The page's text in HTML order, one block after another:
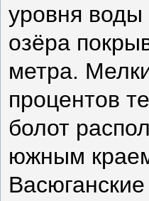
уровня воды
озёра
метра.
процентов
болот
южным